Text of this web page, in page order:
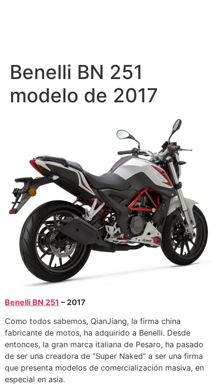
Benelli BN 251
modelo de 2017
Benelli BN 251 – 2017
Como todos sabemos, QianJiang, la firma china
fabricante de motos, ha adquirido a Benelli. Desde
entonces, la gran marca italiana de Pesaro, ha pasado
de ser una creadora de “Super Naked” a ser una firma
que presenta modelos de comercialización masiva, en
especial en asia.